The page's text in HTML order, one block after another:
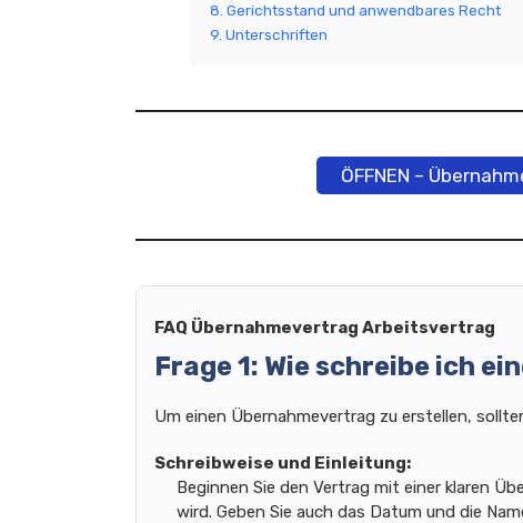
8. Gerichtsstand und anwendbares Recht
9. Unterschriften
ÖFFNEN –
FAQ Übernahmevertrag Arbeitsvertrag
Frage 1: Wie schreibe ich
Um einen Übernahmevertrag zu erstellen,
Schreibweise und Einleitung:
Beginnen Sie den Vertrag mit einer klaren
wird. Geben Sie auch das Datum und die